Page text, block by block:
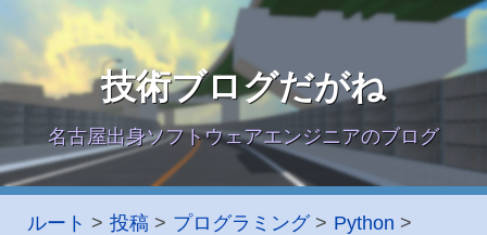
技術ブログだがね
名古屋出身ソフトウェアエンジニアのブログ
ルート 投稿 プログラミング Python